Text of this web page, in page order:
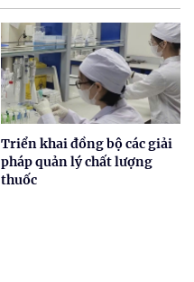
Triển khai đồng bộ các giải
pháp quản lý chất lượng
thuốc